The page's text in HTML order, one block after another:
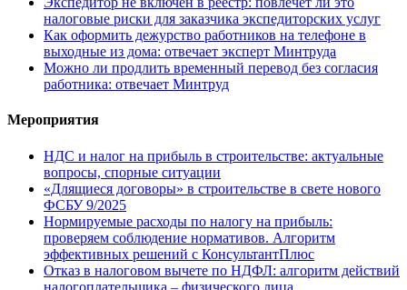
налоговые риски для заказчика экспедиторских услуг
Как оформить дежурство работников на телефоне в
выходные из дома: отвечает эксперт Минтруда
Можно ли продлить временный перевод без согласия
работника: отвечает Минтруд
Мероприятия
НДС и налог на прибыль в строительстве: актуальные
вопросы, спорные ситуации
«Длящиеся договоры» в строительстве в свете нового
ФСБУ 9/2025
Нормируемые расходы по налогу на прибыль:
проверяем соблюдение нормативов. Алгоритм
эффективных решений с КонсультантПлюс
Отказ в налоговом вычете по НДФЛ: алгоритм действий
налогоплательщика – физического лица